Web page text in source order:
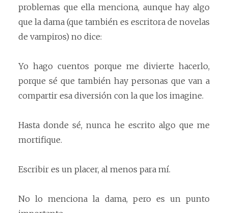
problemas que ella menciona, aunque hay algo
que la dama (que también es escritora de novelas
de vampiros) no dice:
Yo hago cuentos porque me divierte hacerlo,
porque sé que también hay personas que van a
compartir esa diversión con la que los imagine.
Hasta donde sé, nunca he escrito algo que me
mortifique.
Escribir es un placer, al menos para mí.
No lo menciona la dama, pero es un punto